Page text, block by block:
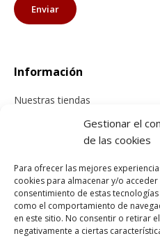
Gestionar el
de las cookies
Para ofrecer las mejores
cookies para almacenar y/o
consentimiento de estas
como el comportamiento de
en este sitio. No consentir o retirar
negativamente a ciertas
Información
Nuestras tiendas
Tienda online
Información sobre envíos
Cancelación y devolución
Pago seguro
Condiciones generales de compra